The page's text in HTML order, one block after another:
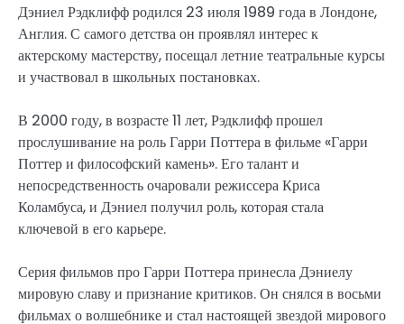
Дэниел Рэдклифф родился 23 июля 1989 года в Лондоне,
Англия. С самого детства он проявлял интерес к
актерскому мастерству, посещал летние театральные курсы
и участвовал в школьных постановках.
В 2000 году, в возрасте 11 лет, Рэдклифф прошел
прослушивание на роль Гарри Поттера в фильме «Гарри
Поттер и философский камень». Его талант и
непосредственность очаровали режиссера Криса
Коламбуса, и Дэниел получил роль, которая стала
ключевой в его карьере.
Серия фильмов про Гарри Поттера принесла Дэниелу
мировую славу и признание критиков. Он снялся в восьми
фильмах о волшебнике и стал настоящей звездой мирового